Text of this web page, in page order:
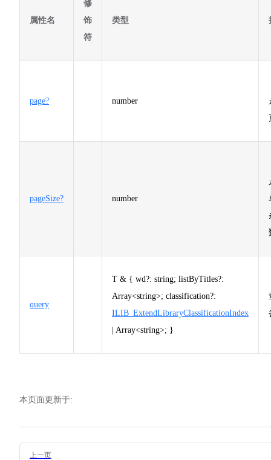
属性名
修
饰
符
类型
page? number
pageSize? number
query
T & { wd?: string; listByTitles?:
Array<string>; classification?:
ILIB_ExtendLibraryClassificationIndex
| Array<string>; }
本页面更新于:
Pager
上一页